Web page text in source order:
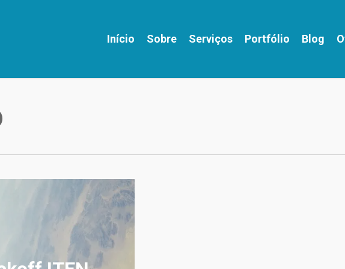
Início Sobre Serviços Portfólio Blog